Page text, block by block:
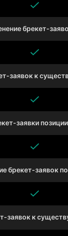
брекет-
заявок к
заявки позиции
брекет-заявок
заявок к